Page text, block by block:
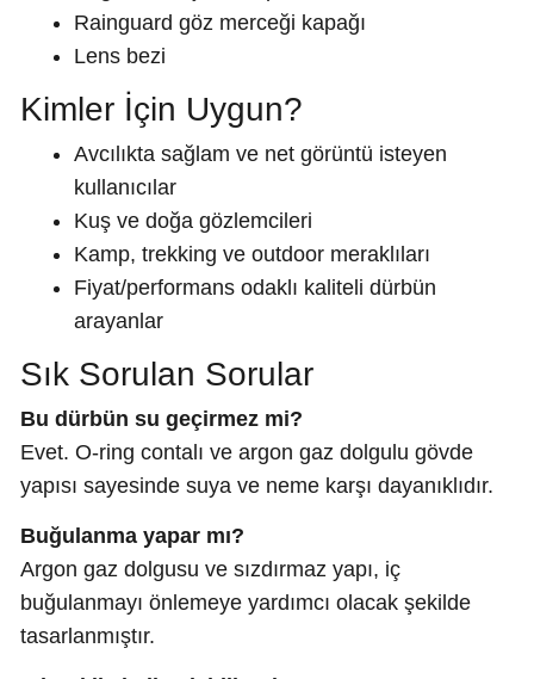
Rainguard göz merceği kapağı
Lens bezi
Kimler İçin Uygun?
Avcılıkta sağlam ve net görüntü isteyen
kullanıcılar
Kuş ve doğa gözlemcileri
Kamp, trekking ve outdoor meraklıları
Fiyat/performans odaklı kaliteli dürbün
arayanlar
Sık Sorulan Sorular
Bu dürbün su geçirmez mi?
Evet. O-ring contalı ve argon gaz dolgulu gövde
yapısı sayesinde suya ve neme karşı dayanıklıdır.
Buğulanma yapar mı?
Argon gaz dolgusu ve sızdırmaz yapı, iç
buğulanmayı önlemeye yardımcı olacak şekilde
tasarlanmıştır.